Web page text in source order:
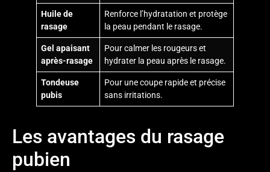
Huile de
rasage
Renforce l’hydratation et protège
la peau pendant le rasage.
Gel apaisant
après-rasage
Pour calmer les rougeurs et
hydrater la peau après le rasage.
Tondeuse
pubis
Pour une coupe rapide et précise
sans irritations.
Les avantages du rasage
pubien